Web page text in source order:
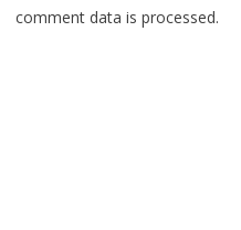
comment data is processed.